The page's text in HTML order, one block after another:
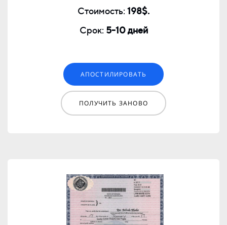
Стоимость: 198$.
Срок: 5-10 дней
АПОСТИЛИРОВАТЬ
ПОЛУЧИТЬ ЗАНОВО